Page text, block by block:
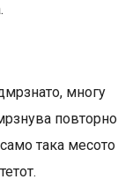
многу
повторно
така месото